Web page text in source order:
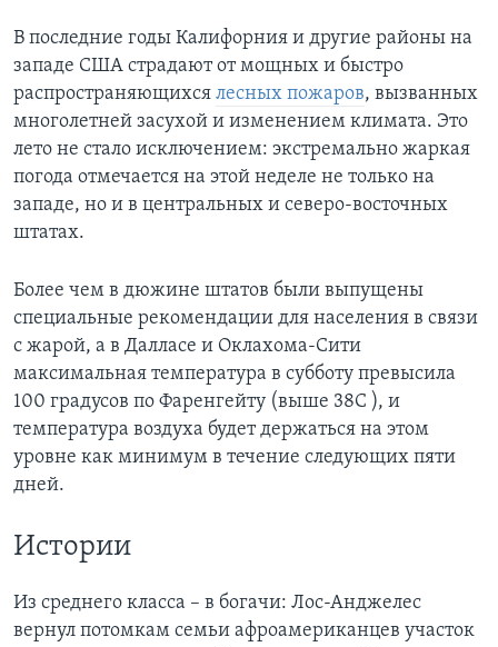
В последние годы Калифорния и другие районы на
западе США страдают от мощных и быстро
распространяющихся лесных пожаров, вызванных
многолетней засухой и изменением климата. Это
лето не стало исключением: экстремально жаркая
погода отмечается на этой неделе не только на
западе, но и в центральных и северо-восточных
штатах.
Более чем в дюжине штатов были выпущены
специальные рекомендации для населения в связи
с жарой, а в Далласе и Оклахома-Сити
максимальная температура в субботу превысила
100 градусов по Фаренгейту (выше 38C ), и
температура воздуха будет держаться на этом
уровне как минимум в течение следующих пяти
дней.
Истории
Из среднего класса – в богачи: Лос-Анджелес
вернул потомкам семьи афроамериканцев участок